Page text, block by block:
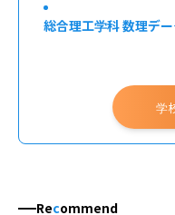
総合理工学科 数理デ
学
Recommend